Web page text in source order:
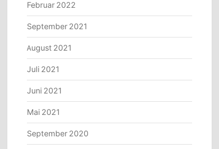
Februar 2022
September 2021
August 2021
Juli 2021
Juni 2021
Mai 2021
September 2020